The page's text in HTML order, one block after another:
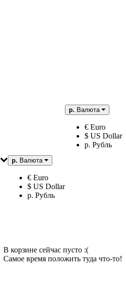
р. Валюта
€ Euro
$ US Dollar
р. Рубль
р. Валюта
€ Euro
$ US Dollar
р. Рубль
В корзине сейчас пусто :(
Самое время положить туда что-то!